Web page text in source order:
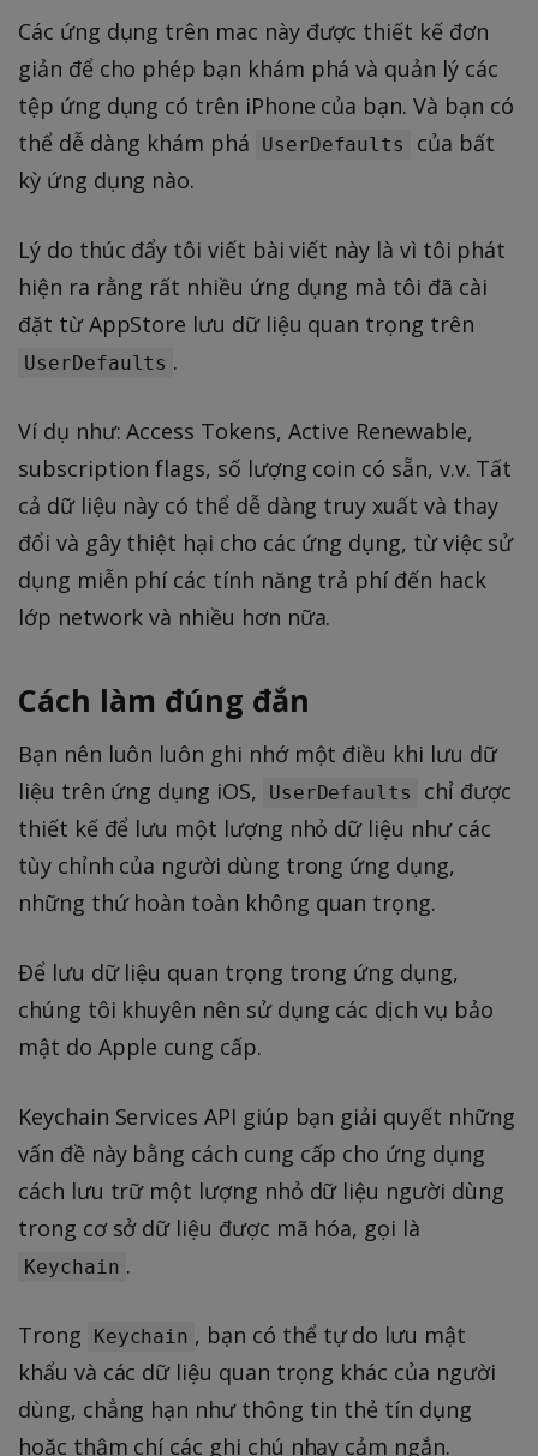
Các ứng dụng trên mac này được thiết kế đơn
giản để cho phép bạn khám phá và quản lý các
tệp ứng dụng có trên iPhone của bạn. Và bạn có
thể dễ dàng khám phá
UserDefaults
của bất
kỳ ứng dụng nào.
Lý do thúc đẩy tôi viết bài viết này là vì tôi phát
hiện ra rằng rất nhiều ứng dụng mà tôi đã cài
đặt từ AppStore lưu dữ liệu quan trọng trên
UserDefaults .
Ví dụ như: Access Tokens, Active Renewable,
subscription flags, số lượng coin có sẵn, v.v. Tất
cả dữ liệu này có thể dễ dàng truy xuất và thay
đổi và gây thiệt hại cho các ứng dụng, từ việc sử
dụng miễn phí các tính năng trả phí đến hack
lớp network và nhiều hơn nữa.
Cách làm đúng đắn
Bạn nên luôn luôn ghi nhớ một điều khi lưu dữ
liệu trên ứng dụng iOS,
UserDefaults
chỉ được
thiết kế để lưu một lượng nhỏ dữ liệu như các
tùy chỉnh của người dùng trong ứng dụng,
những thứ hoàn toàn không quan trọng.
Để lưu dữ liệu quan trọng trong ứng dụng,
chúng tôi khuyên nên sử dụng các dịch vụ bảo
mật do Apple cung cấp.
Keychain Services API giúp bạn giải quyết những
vấn đề này bằng cách cung cấp cho ứng dụng
cách lưu trữ một lượng nhỏ dữ liệu người dùng
trong cơ sở dữ liệu được mã hóa, gọi là
Keychain .
Trong Keychain , bạn có thể tự do lưu mật
khẩu và các dữ liệu quan trọng khác của người
dùng, chẳng hạn như thông tin thẻ tín dụng
hoặc thậm chí các ghi chú nhạy cảm ngắn.